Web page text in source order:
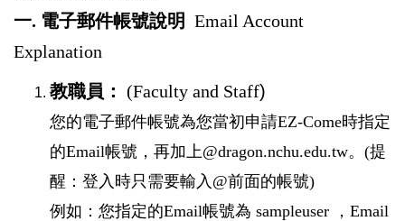
一. 電子郵件帳號說明 Email Account
Explanation
教職員： (Faculty and Staff)
您的電子郵件帳號為您當初申請EZ-Come時指定
的Email帳號，再加上@dragon.nchu.edu.tw。(提
醒：登入時只需要輸入@前面的帳號)
例如：您指定的Email帳號為 sampleuser ，Email